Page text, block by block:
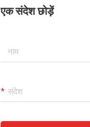
एक संदेश छोड़ें